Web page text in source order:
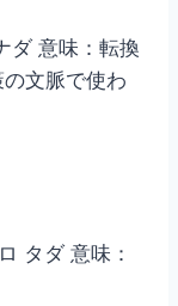
ダ 意味：転換
文脈で使わ
タダ 意味：